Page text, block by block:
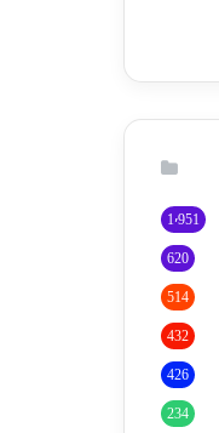
1٬951
620
514
432
426
234